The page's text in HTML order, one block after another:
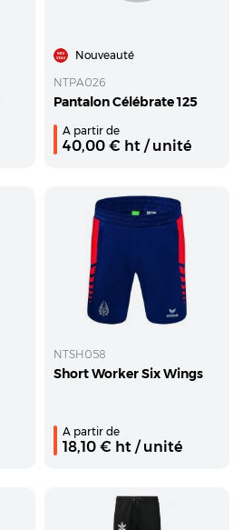
Nouveauté
NTPA026
Pantalon Célébrate 125
A partir de
40,00 € ht / unité
NTSH058
Short Worker Six Wings
A partir de
18,10 € ht / unité